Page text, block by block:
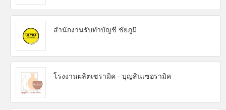
สำนักงานรับทำบัญชี ชัยภูมิ
โรงงานผลิตเซรามิค - บุญสินเซอรามิค